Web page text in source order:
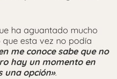
ha aguantado mucho
esta vez no podía
me conoce sabe que no
hay un momento en
una opción».